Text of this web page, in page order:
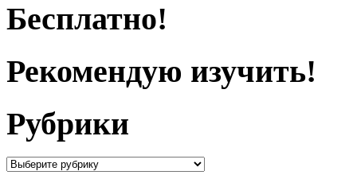
Бесплатно!
Рекомендую изучить!
Рубрики